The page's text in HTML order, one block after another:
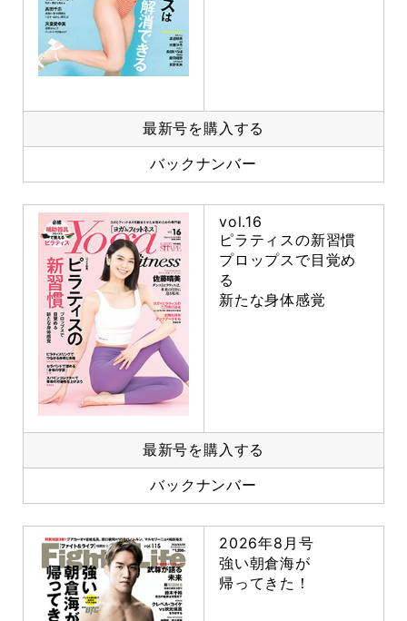
最新号を購入する
バックナンバー
vol.16
ピラティスの新習慣
プロップスで目覚め
る
新たな身体感覚
最新号を購入する
バックナンバー
2026年8月号
強い朝倉海が
帰ってきた！